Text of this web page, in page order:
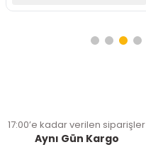
17:00’e kadar verilen siparişler
Aynı Gün Kargo